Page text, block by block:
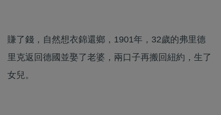
賺了錢，自然想衣錦還鄉，1901年，32歲的弗里德
里克返回德國並娶了老婆，兩口子再搬回紐約，生了
女兒。